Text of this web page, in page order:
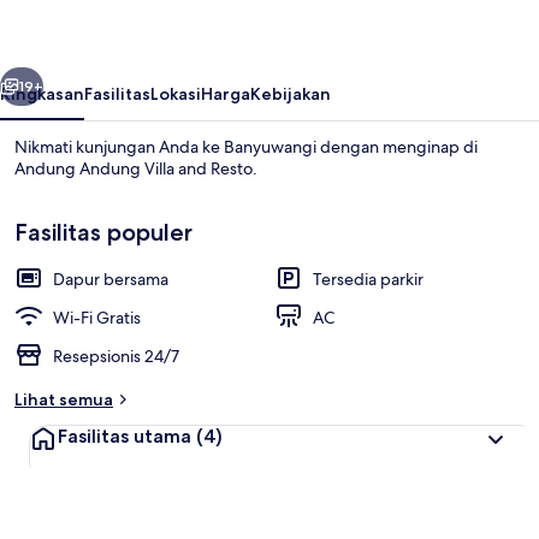
Berikutnya
19+
RingkasanFasilitasLokasiHargaKebijakan
Nikmati kunjungan Anda ke Banyuwangi dengan menginap di
Andung Andung Villa and Resto.
Fasilitas populer
Dapur bersama
Tersedia parkir
Wi-Fi Gratis
AC
Resepsionis 24/7
Lihat semua
Fasilitas utama (4)